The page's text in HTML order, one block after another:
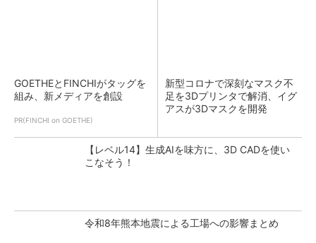
GOETHEとFINCHIがタッグを
組み、新メディアを創設
PR(FINCHI on GOETHE)
新型コロナで深刻なマスク不
足を3Dプリンタで解消、イグ
アスが3Dマスクを開発
【レベル14】生成AIを味方に、3D CADを使い
こなそう！
令和8年熊本地震による工場への影響まとめ